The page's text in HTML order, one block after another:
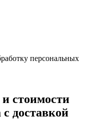
персональных
стоимости
с доставкой